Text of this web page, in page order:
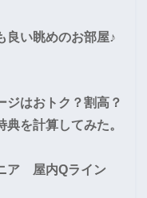
良い眺めのお部屋♪
ジはおトク？割高？
を計算してみた。
ア 屋内Qライン